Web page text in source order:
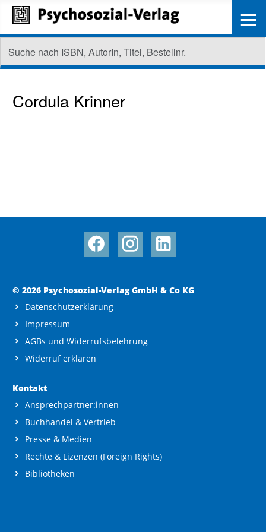
Cordula Krinner
© 2026 Psychosozial-Verlag GmbH & Co KG
Datenschutzerklärung
Impressum
AGBs und Widerrufsbelehrung
Widerruf erklären
Kontakt
Ansprechpartner:innen
Buchhandel & Vertrieb
Presse & Medien
Rechte & Lizenzen (Foreign Rights)
Bibliotheken
≡